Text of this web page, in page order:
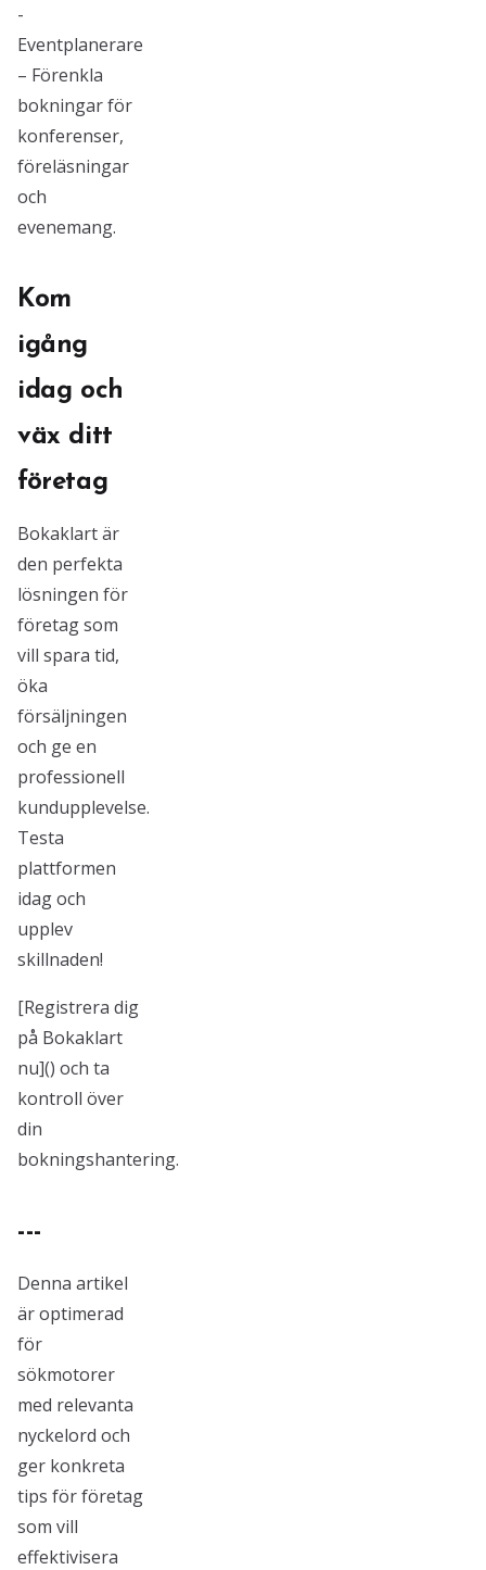
-
Eventplanerare
– Förenkla
bokningar för
konferenser,
föreläsningar
och
evenemang.
Kom
igång
idag och
väx ditt
företag
Bokaklart är
den perfekta
lösningen för
företag som
vill spara tid,
öka
försäljningen
och ge en
professionell
kundupplevelse.
Testa
plattformen
idag och
upplev
skillnaden!
[Registrera dig
på Bokaklart
nu]() och ta
kontroll över
din
bokningshantering.
---
Denna artikel
är optimerad
för
sökmotorer
med relevanta
nyckelord och
ger konkreta
tips för företag
som vill
effektivisera